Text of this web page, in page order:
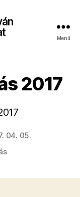
Menü
2017
04. 05.
a(z)